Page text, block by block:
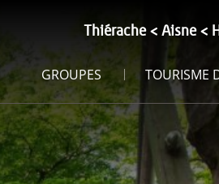
Thiérache Aisne
GROUPES TOURISME